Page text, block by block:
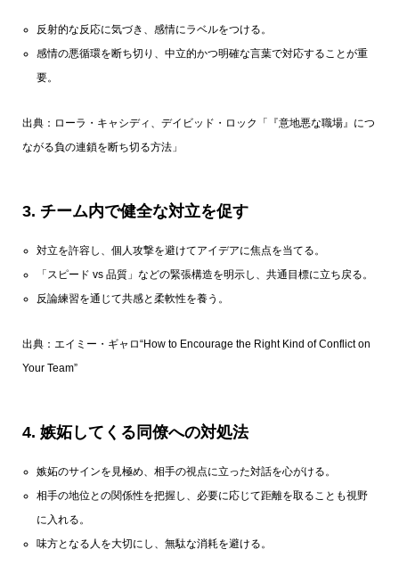
反射的な反応に気づき、感情にラベルをつける。
感情の悪循環を断ち切り、中立的かつ明確な言葉で対応することが重
要。
出典：ローラ・キャシディ、デイビッド・ロック
「『意地悪な職場』につ
ながる負の連鎖を断ち切る方法」
3. チーム内で健全な対立を促す
対立を許容し、個人攻撃を避けてアイデアに焦点を当てる。
「スピード vs 品質」などの緊張構造を明示し、共通目標に立ち戻る。
反論練習を通じて共感と柔軟性を養う。
出典：エイミー・ギャロ“How to Encourage the Right Kind of Conflict on
Your Team”
4. 嫉妬してくる同僚への対処法
嫉妬のサインを見極め、相手の視点に立った対話を心がける。
相手の地位との関係性を把握し、必要に応じて距離を取ることも視野
に入れる。
味方となる人を大切にし、無駄な消耗を避ける。